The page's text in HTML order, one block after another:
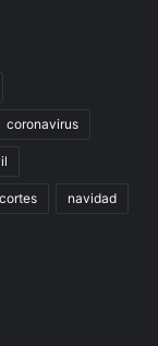
coronavirus
navidad